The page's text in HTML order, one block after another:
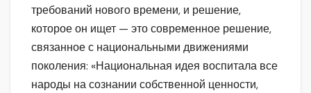
требований нового времени, и решение,
которое он ищет — это современное решение,
связанное с национальными движениями
поколения: «Национальная идея воспитала все
народы на сознании собственной ценности,